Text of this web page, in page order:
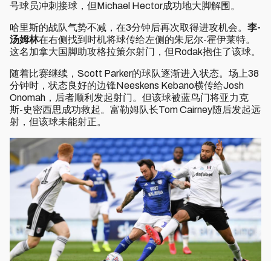
号球员冲刺接球，但Michael Hector成功地大脚解围。
哈里斯的战队气势不减，在3分钟后再次取得进攻机会。 李-
汤姆林在右侧找到时机将球传给左侧的朱尼尔-霍伊莱特。
这名加拿大国脚助攻格拉策尔射门，但Rodak抱住了该球。
随着比赛继续，Scott Parker的球队逐渐进入状态。场上38
分钟时，状态良好的边锋Neeskens Kebano横传给Josh
Onomah，后者顺利发起射门。但该球被蓝鸟门将亚力克
斯-史密西思成功救起。富勒姆队长Tom Cairney随后发起远
射，但该球未能射正。